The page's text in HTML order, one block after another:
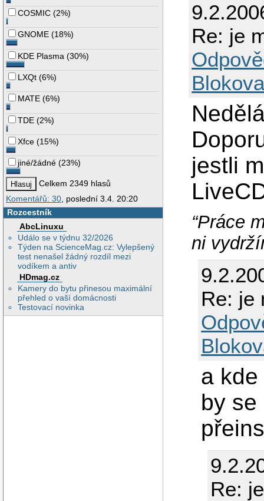
COSMIC (2%)
GNOME (18%)
KDE Plasma (30%)
LXQt (6%)
MATE (6%)
TDE (2%)
Xfce (15%)
jiné/žádné (23%)
Celkem 2349 hlasů
Komentářů: 30 , poslední 3.4. 20:20
Rozcestník
AbcLinuxu
Událo se v týdnu 32/2026
Týden na ScienceMag.cz: Vylepšený
test nenašel žádný rozdíl mezi
vodíkem a antiv
HDmag.cz
Kamery do bytu přinesou maximální
přehled o vaší domácnosti
Testovací novinka
Re: je
jestli
“Práce
ni
Re: je
a
by se
Re: